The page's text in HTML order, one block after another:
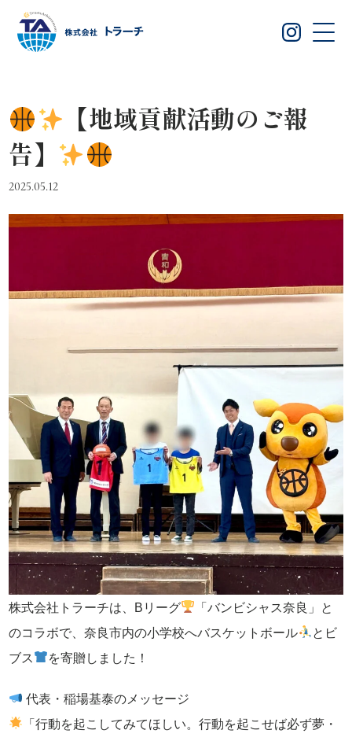
【地域貢献活動のご報
告】
2025.05.12
株式会社トラーチは、Bリーグ
「バンビシャス奈良」と
のコラボで、奈良市内の小学校へバスケットボール
とビ
ブス
を寄贈しました！
代表・稲場基泰のメッセージ
「行動を起こしてみてほしい。行動を起こせば必ず夢・